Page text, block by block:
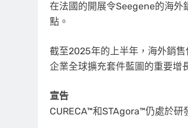
在法國的開展令Seegene的海外
點。
截至2025年的上半年，海外銷
企業全球擴充套件藍圖的重要增
宣告
CURECA™和STAgora™仍處於研